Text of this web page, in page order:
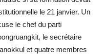
le 21 janvier. Un
le chef du parti
le secrétaire
et quatre membres